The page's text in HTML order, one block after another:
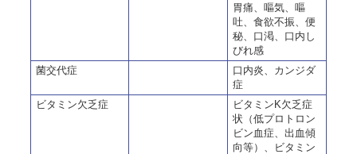
胃痛、嘔気、嘔
吐、食欲不振、便
秘、口渇、口内し
びれ感
菌交代症
口内炎、カンジダ
症
ビタミン欠乏症
ビタミンK欠乏症
状（低プロトロン
ビン血症、出血傾
向等）、ビタミン